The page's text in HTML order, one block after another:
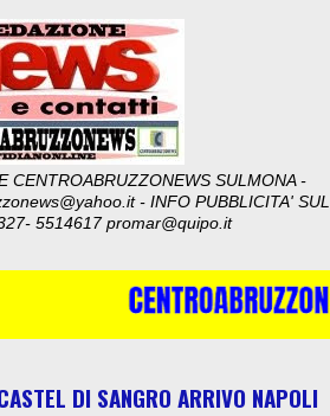
CENTROABRUZZONEWS SULMONA -
- INFO PUBBLICITA' SUL
5514617 promar@quipo.it
DI SANGRO ARRIVO NAPOLI